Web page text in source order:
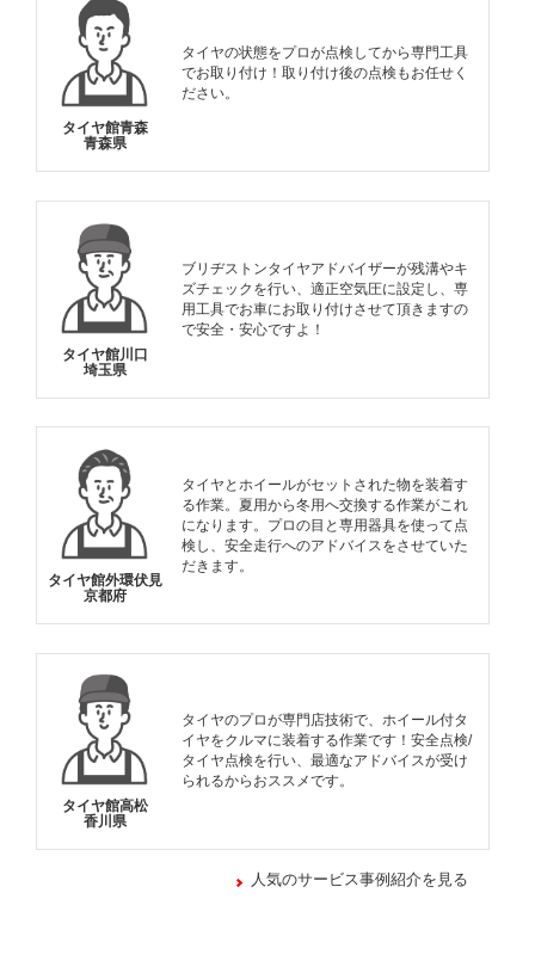
タイヤ館青森
青森県
タイヤの状態をプロが点検してから専門工具
でお取り付け！取り付け後の点検もお任せく
ださい。
タイヤ館川口
埼玉県
ブリヂストンタイヤアドバイザーが残溝やキ
ズチェックを行い、適正空気圧に設定し、専
用工具でお車にお取り付けさせて頂きますの
で安全・安心ですよ！
タイヤ館外環伏見
京都府
タイヤとホイールがセットされた物を装着す
る作業。夏用から冬用へ交換する作業がこれ
になります。プロの目と専用器具を使って点
検し、安全走行へのアドバイスをさせていた
だきます。
タイヤ館高松
香川県
タイヤのプロが専門店技術で、ホイール付タ
イヤをクルマに装着する作業です！安全点検/
タイヤ点検を行い、最適なアドバイスが受け
られるからおススメです。
人気のサービス事例紹介を見る